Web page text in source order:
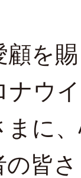
を
ナウ
まに
皆